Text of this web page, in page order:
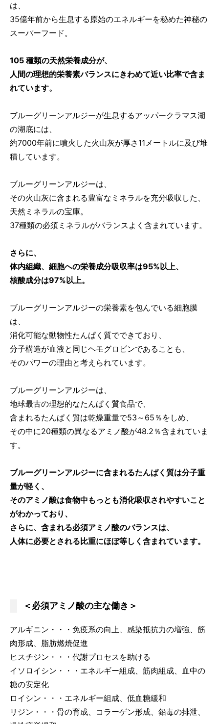
は、
35億年前から生息する原始のエネルギーを秘めた神秘の
スーパーフード。
105 種類の天然栄養成分が、
人間の理想的栄養素バランスにきわめて近い比率で含ま
れています。
ブルーグリーンアルジーが生息するアッパークラマス湖
の湖底には、
約7000年前に噴火した火山灰が厚さ11メートルに及び堆
積しています。
ブルーグリーンアルジーは、
その火山灰に含まれる豊富なミネラルを充分吸収した、
天然ミネラルの宝庫。
37種類の必須ミネラルがバランスよく含まれています。
さらに、
体内組織、細胞への栄養成分吸収率は95%以上、
核酸成分は97%以上。
ブルーグリーンアルジーの栄養素を包んでいる細胞膜
は、
消化可能な動物性たんぱく質でできており、
分子構造が血液と同じヘモグロビンであることも、
そのパワーの理由と考えられています。
ブルーグリーンアルジーは、
地球最古の理想的なたんぱく質食品で、
含まれるたんぱく質は乾燥重量で53～65％をしめ、
その中に20種類の異なるアミノ酸が48.2％含まれていま
す。
ブルーグリーンアルジーに含まれるたんぱく質は分子重
量が軽く、
そのアミノ酸は食物中もっとも消化吸収されやすいこと
がわかっており、
さらに、含まれる必須アミノ酸のバランスは、
人体に必要とされる比重にほぼ等しく含まれています。
＜必須アミノ酸の主な働き＞
アルギニン・・・免疫系の向上、感染抵抗力の増強、筋
肉形成、脂肪燃焼促進
ヒスチジン・・・代謝プロセスを助ける
イソロイシン・・・エネルギー組成、筋肉組成、血中の
糖の安定化
ロイシン・・・エネルギー組成、低血糖緩和
リジン・・・骨の育成、コラーゲン形成、鉛毒の排泄、